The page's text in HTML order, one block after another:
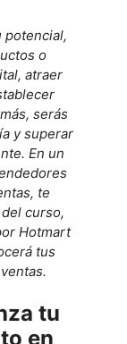
potencial,
o
atraer
serás
y superar
En un
te
curso,
Hotmart
tus
tu
en